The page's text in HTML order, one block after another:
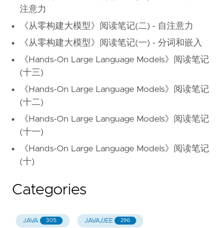
注意力
《从零构建大模型》阅读笔记(二) - 自注意力
《从零构建大模型》阅读笔记(一) - 分词和嵌入
《Hands-On Large Language Models》阅读笔记
(十三)
《Hands-On Large Language Models》阅读笔记
(十二)
《Hands-On Large Language Models》阅读笔记
(十一)
《Hands-On Large Language Models》阅读笔记
(十)
Categories
JAVA 305 JAVA/JEE 296